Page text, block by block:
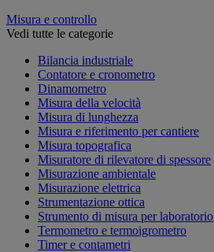
Misura e controllo
Vedi tutte le categorie
Bilancia industriale
Contatore e cronometro
Dinamometro
Misura della velocità
Misura di lunghezza
Misura e riferimento per cantiere
Misura topografica
Misuratore di rilevatore di spessore
Misurazione ambientale
Misurazione elettrica
Strumentazione ottica
Strumento di misura per laboratorio
Termometro e termoigrometro
Timer e contametri